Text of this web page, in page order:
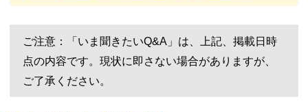
ご注意：「いま聞きたいQ&A」は、上記、掲載日時
点の内容です。現状に即さない場合がありますが、
ご了承ください。